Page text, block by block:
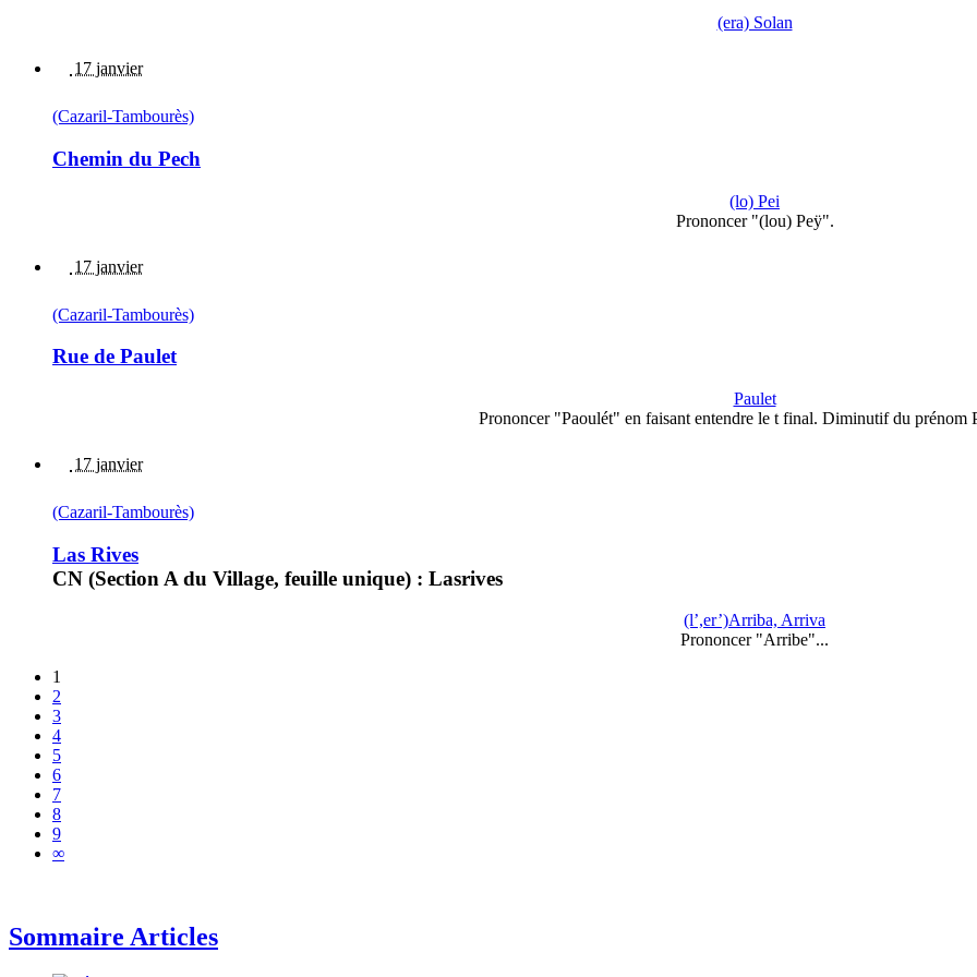
(era) Solan
17 janvier
(Cazaril-Tambourès)
Chemin du Pech
(lo) Pei
Prononcer "(lou) Peÿ".
17 janvier
(Cazaril-Tambourès)
Rue de Paulet
Paulet
Prononcer "Paoulét" en faisant entendre le t final. Diminutif du
17 janvier
(Cazaril-Tambourès)
Las Rives
CN (Section A du Village, feuille unique) : Lasrives
(l’,er’)Arriba, Arriva
Prononcer "Arribe"...
1
2
3
4
5
6
7
8
9
∞
Sommaire Articles